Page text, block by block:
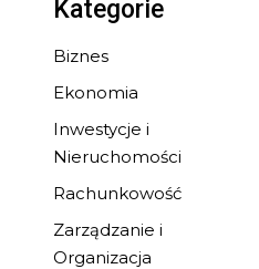
Kategorie
Biznes
Ekonomia
Inwestycje i
Nieruchomości
Rachunkowość
Zarządzanie i
Organizacja